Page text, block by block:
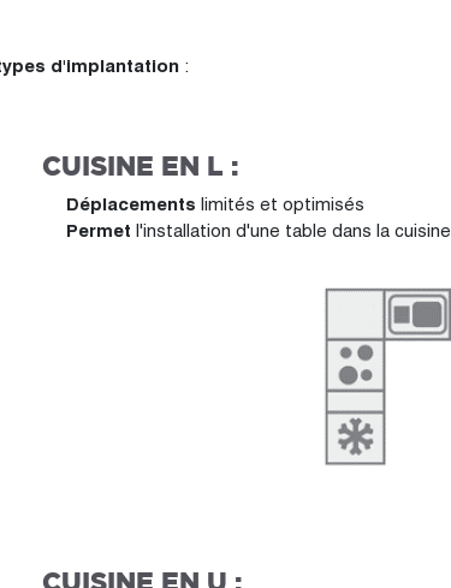
d'implantation :
CUISINE EN L :
Déplacements limités et optimisés
Permet l'installation d'une table dans la cuisine